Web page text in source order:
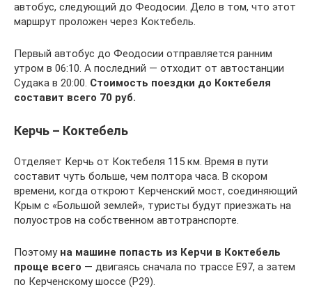
автобус, следующий до Феодосии. Дело в том, что этот
маршрут проложен через Коктебель.
Первый автобус до Феодосии отправляется ранним
утром в 06:10. А последний — отходит от автостанции
Судака в 20:00. Стоимость поездки до Коктебеля
составит всего 70 руб.
Керчь – Коктебель
Отделяет Керчь от Коктебеля 115 км. Время в пути
составит чуть больше, чем полтора часа. В скором
времени, когда откроют Керченский мост, соединяющий
Крым с «Большой землей», туристы будут приезжать на
полуостров на собственном автотранспорте.
Поэтому на машине попасть из Керчи в Коктебель
проще всего — двигаясь сначала по трассе Е97, а затем
по Керченскому шоссе (Р29).